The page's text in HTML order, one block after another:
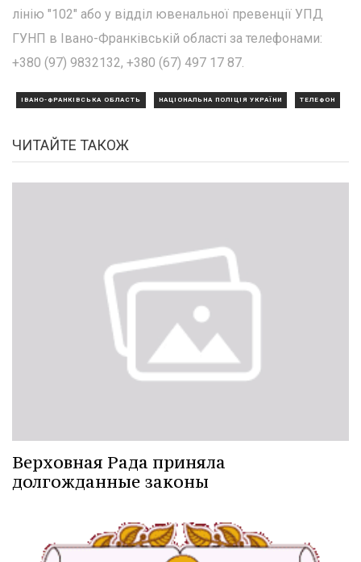
лінію "102" або у відділ ювенальної превенції УПД
ГУНП в Івано-Франківській області за телефонами:
+380 (97) 9832132, +380 (67) 497 17 87.
ІВАНО-ФРАНКІВСЬКА ОБЛАСТЬ НАЦІОНАЛЬНА ПОЛІЦІЯ УКРАЇНИ ТЕЛЕФОН
ЧИТАЙТЕ ТАКОЖ
Верховная Рада приняла
долгожданные законы